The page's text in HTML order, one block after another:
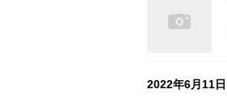
2022年6月11日